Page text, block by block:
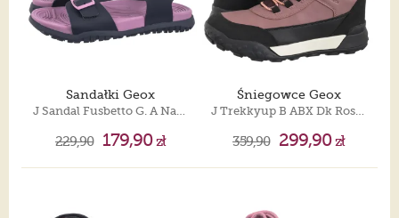
Sandałki Geox
229,90 179,90zł
Śniegowce Geox
J Trekkyup B ABX Dk Rose J46M7A 0MEMS C8007
359,90 299,90zł